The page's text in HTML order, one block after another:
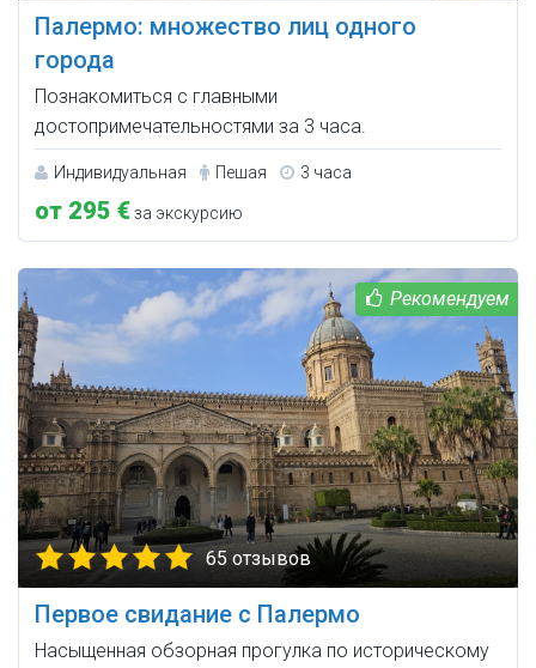
Палермо: множество лиц одного
города
Познакомиться с главными
достопримечательностями за 3 часа.
Индивидуальная Пешая 3 часа
от 295 €за экскурсию
65 отзывов
Первое свидание с Палермо
Насыщенная обзорная прогулка по историческому